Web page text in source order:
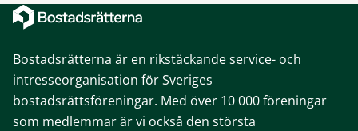
Bostadsrätterna är en rikstäckande service- och
intresseorganisation för Sveriges
bostadsrättsföreningar. Med över 10 000 föreningar
som medlemmar är vi också den största